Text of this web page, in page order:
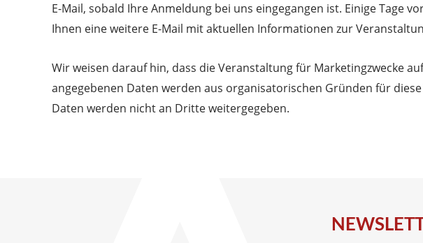
E-Mail, sobald Ihre Anmeldung bei uns eingegangen ist. Einige Tage
Ihnen eine weitere E-Mail mit aktuellen Informationen zur
Wir weisen darauf hin, dass die Veranstaltung für Marketingzwecke
angegebenen Daten werden aus organisatorischen Gründen für
Daten werden nicht an Dritte weitergegeben.